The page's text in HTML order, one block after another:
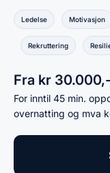
Ledelse Motivasjon
Rekruttering
Fra kr 30.000,-
For inntil 45 min.
overnatting og mva